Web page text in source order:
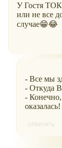
У Гостя
или не все
случае😁😂
- Все мы
- Откуда
-
оказалась!
ответить